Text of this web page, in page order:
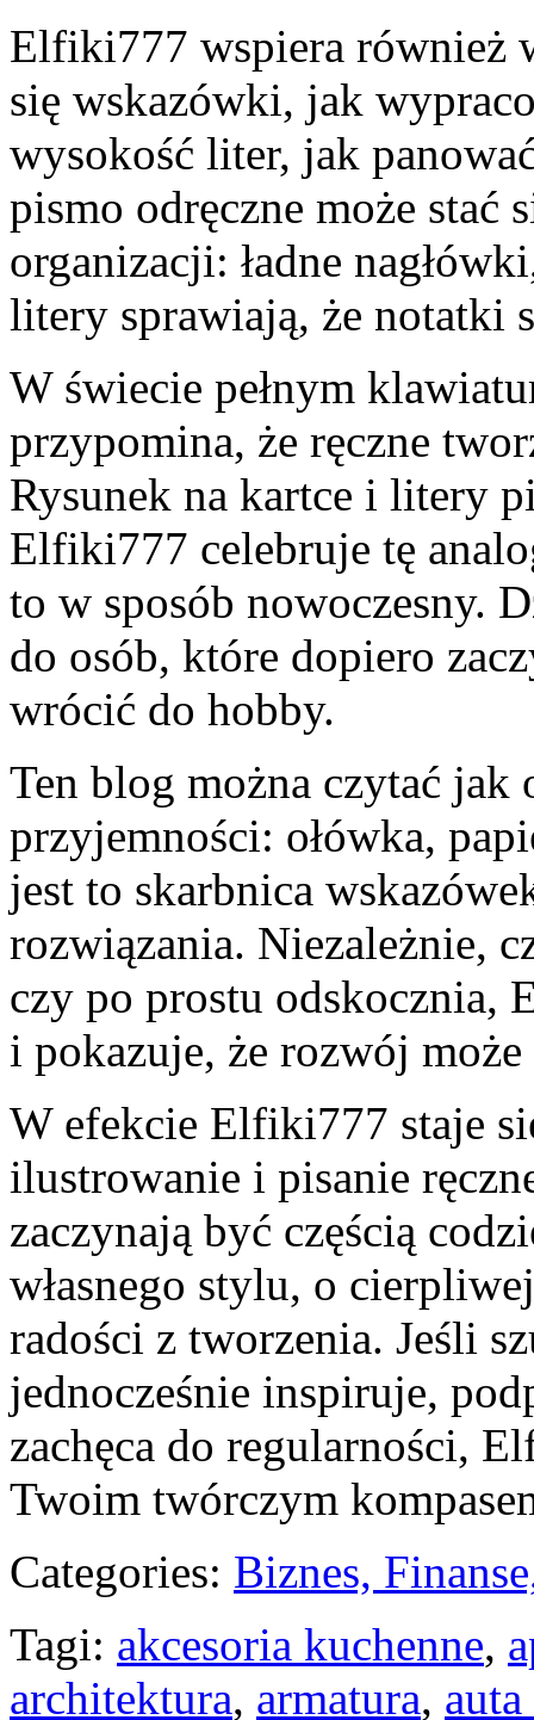
Elfiki777 wspiera również
się wskazówki, jak
wysokość liter, jak
pismo odręczne może stać
organizacji: ładne
litery sprawiają, że notatki
W świecie pełnym
przypomina, że ręczne
Rysunek na kartce i litery
Elfiki777 celebruje tę
to w sposób nowoczesny.
do osób, które dopiero
wrócić do hobby.
Ten blog można czytać
przyjemności: ołówka,
jest to skarbnica
rozwiązania. Niezależnie,
czy po prostu odskocznia,
i pokazuje, że rozwój
W efekcie Elfiki777 staje
ilustrowanie i pisanie
zaczynają być częścią
własnego stylu, o
radości z tworzenia. Jeśli
jednocześnie inspiruje,
zachęca do regularności,
Twoim twórczym
Categories: Biznes,
Tagi: akcesoria kuchenne,
architektura, armatura,